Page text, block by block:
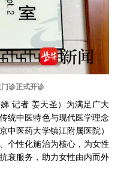
诊正式开诊
记者 姜天圣）为满足广大
统中医特色与现代医学理念
中医药大学镇江附属医院）
个性化施治为核心，为女性
衰服务，助力女性由内而外